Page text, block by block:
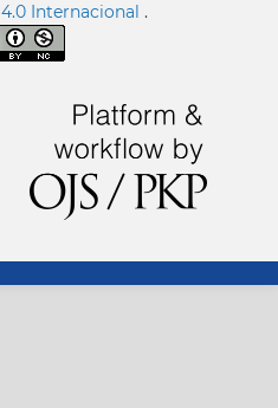
Internacional .